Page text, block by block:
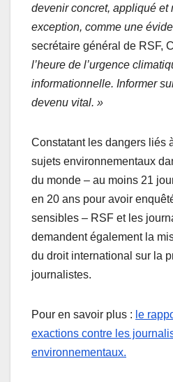
devenir concret, appliqué et
exception, comme une
secrétaire général de RSF,
l’heure de l’urgence
informationnelle. Informer
devenu vital. »
Constatant les dangers liés
sujets environnementaux
du monde – au moins 21
en 20 ans pour avoir
sensibles – RSF et les
demandent également la
du droit international sur la
journalistes.
Pour en savoir plus : le
exactions contre les
environnementaux.